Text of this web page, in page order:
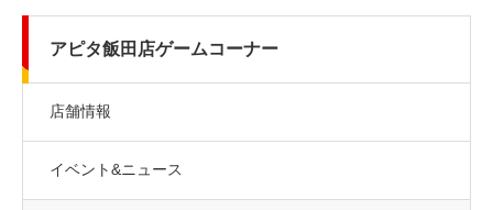
アピタ飯田店ゲームコーナー
店舗情報
イベント&ニュース